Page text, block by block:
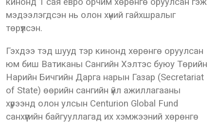
мэдээлэгдсэн нь олон хүний гайхшралыг
төрүүлсэн.
Гэхдээ тэд шууд тэр кинонд хөрөнгө оруулсан
юм биш Ватиканы Сангийн Хэлтэс буюу Төрийн
Нарийн Бичгийн Дарга нарын Газар (Secretariat
of State) өөрийн сангийн үйл ажиллагааны
хүрээнд олон улсын Centurion Global Fund
санхүүгийн байгууллагад их хэмжээний хөрөнгө